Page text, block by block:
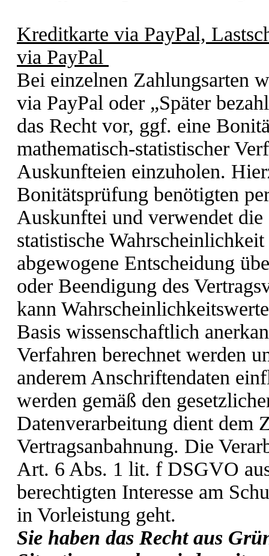
Kreditkarte via PayPal,
via PayPal
Bei einzelnen Zahlungsarten
via PayPal oder „Später
das Recht vor, ggf. eine
mathematisch-statistischer
Auskunfteien einzuholen.
Bonitätsprüfung benötigten
Auskunftei und verwendet
statistische
abgewogene Entscheidung
oder Beendigung des
kann
Basis wissenschaftlich
Verfahren berechnet werden
anderem Anschriftendaten
werden gemäß den
Datenverarbeitung dient dem
Vertragsanbahnung. Die
Art. 6 Abs. 1 lit. f DSGVO
berechtigten Interesse am
in Vorleistung geht.
Sie haben das Recht aus